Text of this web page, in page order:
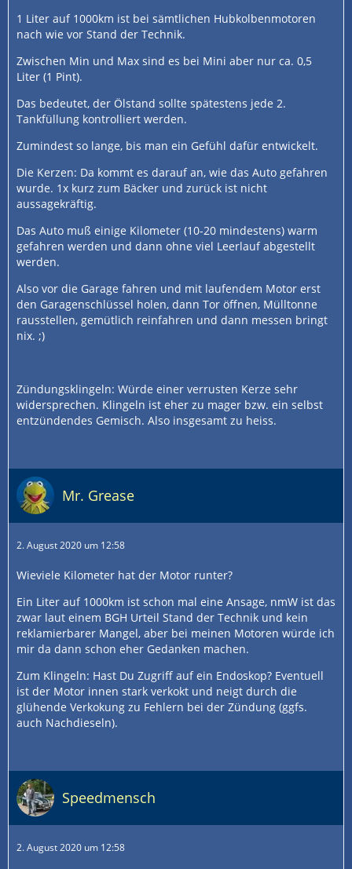
1 Liter auf 1000km ist bei sämtlichen Hubkolbenmotoren
nach wie vor Stand der Technik.
Zwischen Min und Max sind es bei Mini aber nur ca. 0,5
Liter (1 Pint).
Das bedeutet, der Ölstand sollte spätestens jede 2.
Tankfüllung kontrolliert werden.
Zumindest so lange, bis man ein Gefühl dafür entwickelt.
Die Kerzen: Da kommt es darauf an, wie das Auto gefahren
wurde. 1x kurz zum Bäcker und zurück ist nicht
aussagekräftig.
Das Auto muß einige Kilometer (10-20 mindestens) warm
gefahren werden und dann ohne viel Leerlauf abgestellt
werden.
Also vor die Garage fahren und mit laufendem Motor erst
den Garagenschlüssel holen, dann Tor öffnen, Mülltonne
rausstellen, gemütlich reinfahren und dann messen bringt
nix. ;)
Zündungsklingeln: Würde einer verrusten Kerze sehr
widersprechen. Klingeln ist eher zu mager bzw. ein selbst
entzündendes Gemisch. Also insgesamt zu heiss.
Mr. Grease
2. August 2020 um 12:58
Wieviele Kilometer hat der Motor runter?
Ein Liter auf 1000km ist schon mal eine Ansage, nmW ist das
zwar laut einem BGH Urteil Stand der Technik und kein
reklamierbarer Mangel, aber bei meinen Motoren würde ich
mir da dann schon eher Gedanken machen.
Zum Klingeln: Hast Du Zugriff auf ein Endoskop? Eventuell
ist der Motor innen stark verkokt und neigt durch die
glühende Verkokung zu Fehlern bei der Zündung (ggfs.
auch Nachdieseln).
Speedmensch
2. August 2020 um 12:58